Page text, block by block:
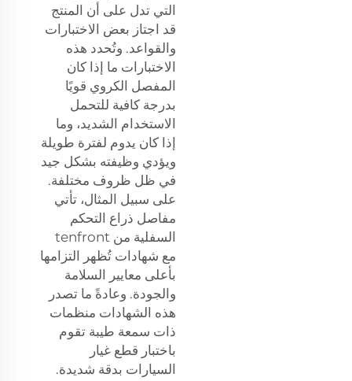
التي تدل على أن المنتج
قد اجتاز بعض الاختبارات
والقواعد. وتُحدد هذه
الاختبارات ما إذا كان
المفصل الكروي قويًا
بدرجة كافية للتحمل
الاستخدام الشديد، وما
إذا كان يدوم لفترة طويلة
ويؤدي وظيفته بشكل جيد
في ظل ظروف مختلفة.
على سبيل المثال، تأتي
مفاصل ذراع التحكم
السفلية من tenfront
مع شهادات تُظهر التزامها
بأعلى معايير السلامة
والجودة. وعادةً ما تصدر
هذه الشهادات منظمات
ذات سمعة طيبة تقوم
باختبار قطع غيار
السيارات بدقة شديدة.